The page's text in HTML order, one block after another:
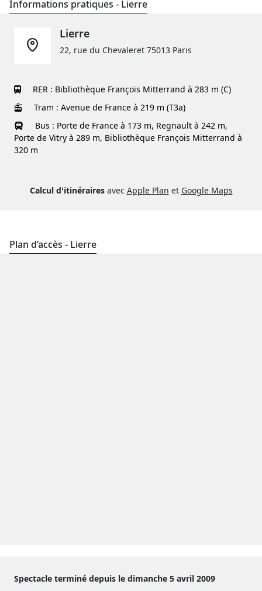
Informations pratiques - Lierre
Lierre
22, rue du Chevaleret 75013 Paris
RER : Bibliothèque François Mitterrand à 283 m (C)
Tram : Avenue de France à 219 m (T3a)
Bus : Porte de France à 173 m, Regnault à 242 m,
Porte de Vitry à 289 m, Bibliothèque François Mitterrand à
320 m
Calcul d'itinérairesavec Apple Plan et Google Maps
Plan d’accès - Lierre
Spectacle terminé depuis le dimanche 5 avril 2009